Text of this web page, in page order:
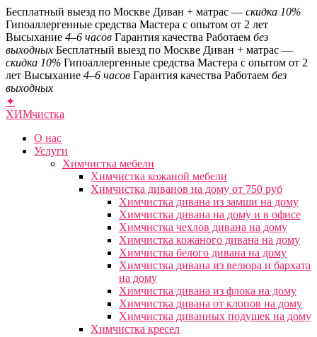
Бесплатный выезд по Москве Диван + матрас — скидка 10%
Гипоаллергенные средства Мастера с опытом от 2 лет
Высыхание 4–6 часов Гарантия качества Работаем без
выходных Бесплатный выезд по Москве Диван + матрас —
скидка 10% Гипоаллергенные средства Мастера с опытом от 2
лет Высыхание 4–6 часов Гарантия качества Работаем без
выходных
✦
ХИМчистка
О нас
Услуги
Химчистка мебели
Химчистка кожаной мебели
Химчистка диванов на дому от 750 руб
Химчистка дивана из замши на дому
Химчистка дивана на дому и в офисе
Химчистка чехлов дивана на дому
Химчистка кожаного дивана на дому
Химчистка белого дивана на дому
Химчистка дивана из велюра и бархата
на дому
Химчистка дивана из флока на дому
Химчистка дивана от клопов на дому
Химчистка диванных подушек на дому
Химчистка кресел